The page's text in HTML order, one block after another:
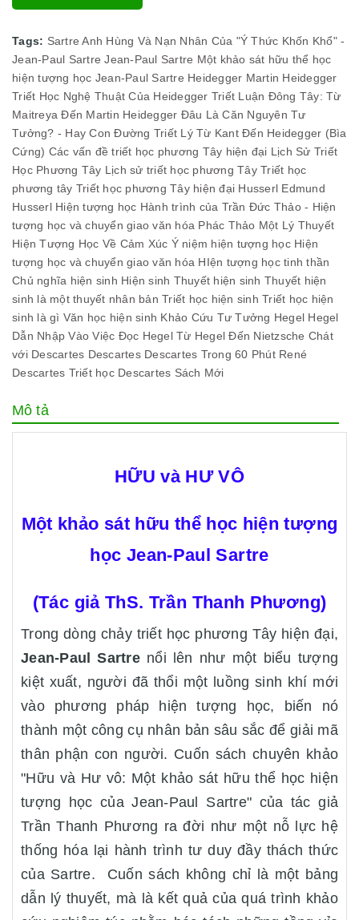
Tags: Sartre Anh Hùng Và Nạn Nhân Của "Ý Thức Khốn Khổ" -
Jean-Paul Sartre Jean-Paul Sartre Một khảo sát hữu thể học
hiện tượng học Jean-Paul Sartre Heidegger Martin Heidegger
Triết Học Nghệ Thuật Của Heidegger Triết Luận Đông Tây: Từ
Maitreya Đến Martin Heidegger Đâu Là Căn Nguyên Tư
Tưởng? - Hay Con Đường Triết Lý Từ Kant Đến Heidegger (Bìa
Cứng) Các vấn đề triết học phương Tây hiện đại Lịch Sử Triết
Học Phương Tây Lịch sử triết học phương Tây Triết học
phương tây Triết học phương Tây hiện đại Husserl Edmund
Husserl Hiện tượng học Hành trình của Trần Đức Thảo - Hiện
tượng học và chuyển giao văn hóa Phác Thảo Một Lý Thuyết
Hiện Tượng Học Về Cảm Xúc Ý niệm hiện tượng học Hiện
tượng học và chuyển giao văn hóa HIện tượng học tinh thần
Chủ nghĩa hiện sinh Hiện sinh Thuyết hiện sinh Thuyết hiện
sinh là một thuyết nhân bản Triết học hiện sinh Triết học hiện
sinh là gì Văn học hiện sinh Khảo Cứu Tư Tưởng Hegel Hegel
Dẫn Nhập Vào Việc Đọc Hegel Từ Hegel Đến Nietzsche Chát
với Descartes Descartes Descartes Trong 60 Phút René
Descartes Triết học Descartes Sách Mới
Mô tả
HỮU và HƯ VÔ
Một khảo sát hữu thể học hiện tượng
học Jean-Paul Sartre
(Tác giả ThS. Trần Thanh Phương)
Trong dòng chảy triết học phương Tây hiện đại,
Jean-Paul Sartrenổi lên như một biểu tượng
kiệt xuất, người đã thổi một luồng sinh khí mới
vào phương pháp hiện tượng học, biến nó
thành một công cụ nhân bản sâu sắc để giải mã
thân phận con người. Cuốn sách chuyên khảo
"Hữu và Hư vô: Một khảo sát hữu thể học hiện
tượng học của Jean-Paul Sartre" của tác giả
Trần Thanh Phương ra đời như một nỗ lực hệ
thống hóa lại hành trình tư duy đầy thách thức
của Sartre. Cuốn sách không chỉ là một bảng
dẫn lý thuyết, mà là kết quả của quá trình khảo